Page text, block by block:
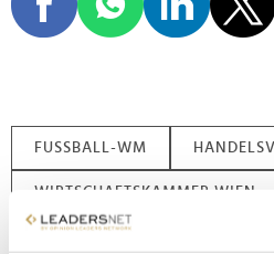
FUSSBALL-WM
WIRTSCHAFTSKAMMER WIEN